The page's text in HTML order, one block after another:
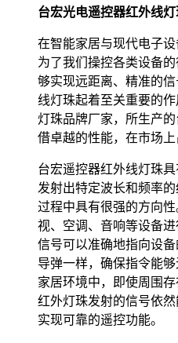
台宏光电遥控器红外线
在智能家居与现代电子
为了我们操控各类设备
够实现远距离、精准的
线灯珠起着至关重要的
灯珠品牌厂家，所生产
借卓越的性能，在市场上
台宏遥控器红外线灯珠
发射出特定波长和频率
过程中具有很强的方向
视、空调、音响等设备
信号可以准确地指向设
导弹一样，确保指令能
家居环境中，即使周围
红外灯珠发射的信号依然
实现可靠的遥控功能。